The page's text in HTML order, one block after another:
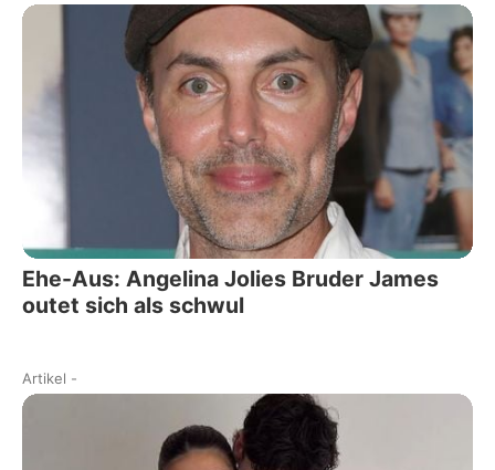
Ehe-Aus: Angelina Jolies Bruder James
outet sich als schwul
Artikel -